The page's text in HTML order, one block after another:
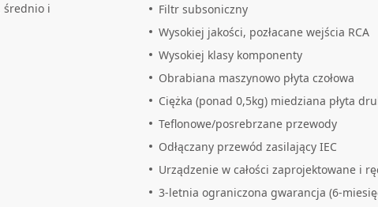
średnio i
Filtr subsoniczny
Wysokiej jakości, pozłacane wejścia RCA
Wysokiej klasy komponenty
Obrabiana maszynowo płyta czołowa
Ciężka (ponad 0,5kg) miedziana płyta
Teflonowe/posrebrzane przewody
Odłączany przewód zasilający IEC
Urządzenie w całości zaprojektowane i
3-letnia ograniczona gwarancja (6-